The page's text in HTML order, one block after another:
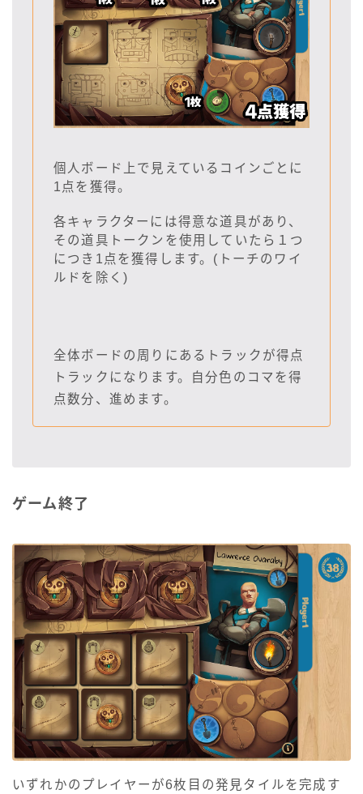
個人ボード上で見えているコインごとに
1点を獲得。
各キャラクターには得意な道具があり、
その道具トークンを使用していたら１つ
につき1点を獲得します。(トーチのワイ
ルドを除く)
全体ボードの周りにあるトラックが得点
トラックになります。自分色のコマを得
点数分、進めます。
ゲーム終了
いずれかのプレイヤーが6枚目の発見タイルを完成す